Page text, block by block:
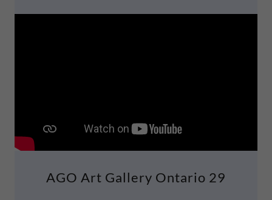
AGO Art Gallery Ontario 29